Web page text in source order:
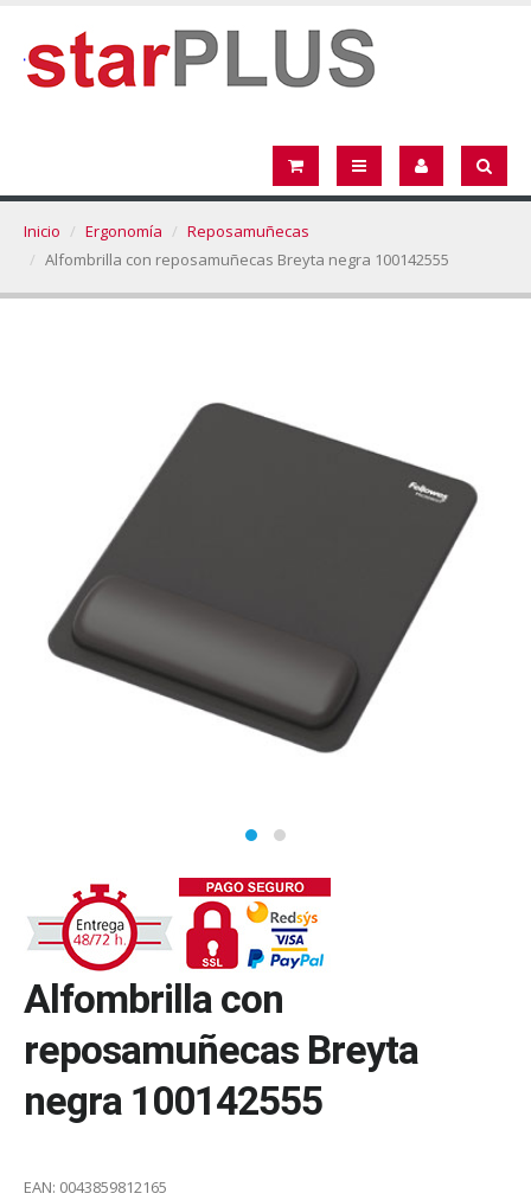
Inicio Ergonomía
Reposamuñecas
Alfombrilla con reposamuñecas Breyta negra 100142555
Alfombrilla con
reposamuñecas Breyta
negra 100142555
EAN: 0043859812165